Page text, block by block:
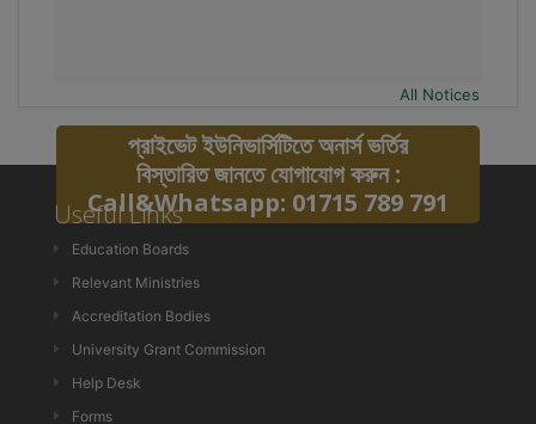
All Notices
প্রাইভেট ইউনিভার্সিটিতে অনার্স ভর্তির
বিস্তারিত জানতে যোগাযোগ করুন :
Call&Whatsapp: 01715 789 791
Useful Links
Education Boards
Relevant Ministries
Accreditation Bodies
University Grant Commission
Help Desk
Forms